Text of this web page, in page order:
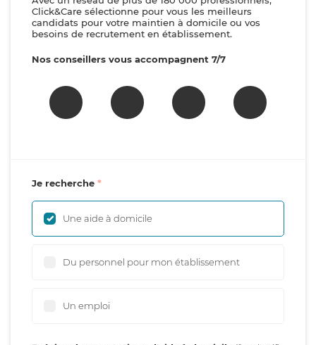
Click&Care sélectionne pour vous les meilleurs
candidats pour votre maintien à domicile ou vos
besoins de recrutement en établissement.
Nos conseillers vous accompagnent 7/7
Je recherche
Une aide à domicile
Du personnel pour mon établissement
Un emploi